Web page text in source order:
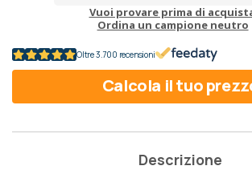
Vuoi provare prima di
Ordina un campione neutro
Oltre 3.700 recensioni
Calcola il tuo
Descrizione